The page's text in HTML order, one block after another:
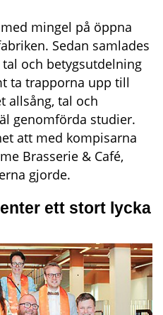
mingel på öppna
Sedan samlades
och betygsutdelning
ta trapporna upp till
allsång, tal och
genomförda studier.
att med kompisarna
Brasserie & Café,
gjorde.
ett stort lycka